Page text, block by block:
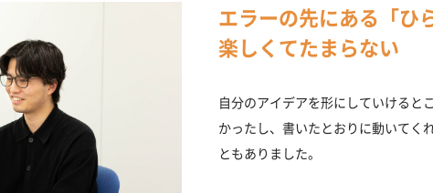
エラーの先にある「ひ
楽しくてたまらない
自分のアイデアを形にしていけると
かったし、書いたとおりに動いてく
ともありました。